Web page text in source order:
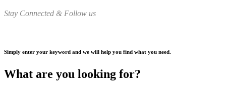
Stay Connected & Follow us
Simply enter your keyword and we will help you find what you need.
What are you looking for?